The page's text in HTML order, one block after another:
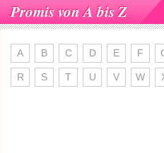
Promis von A bis Z
A B C D E F
R S T U V W